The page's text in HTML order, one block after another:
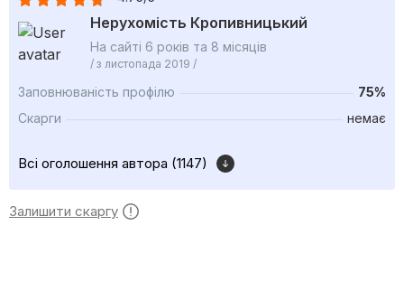
Нерухомість Кропивницький
На сайті 6 років та 8 місяців
/ з листопада 2019 /
Заповнюваність профілю
75%
Скарги
немає
Всі оголошення автора (1147)
Залишити скаргу